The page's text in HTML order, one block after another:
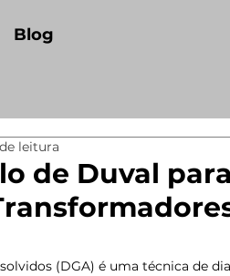
Blog
de Duval
leitura
(DGA) é uma técnica de